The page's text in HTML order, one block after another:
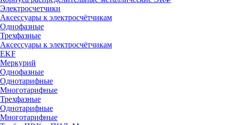
Электросчетчики
Аксессуары к электросчётчикам
Однофазные
Трехфазные
Аксессуары к электросчётчикам
EKF
Меркурий
Однофазные
Однотарифные
Многотарифные
Трехфазные
Однотарифные
Многотарифные